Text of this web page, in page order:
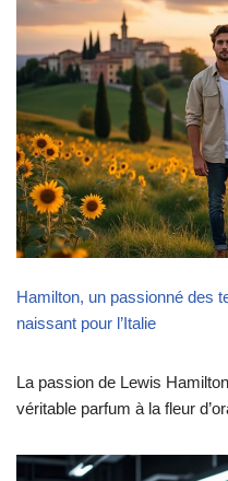
Hamilton, un passionné des
naissant pour l’Italie
La passion de Lewis
véritable parfum à la fleur